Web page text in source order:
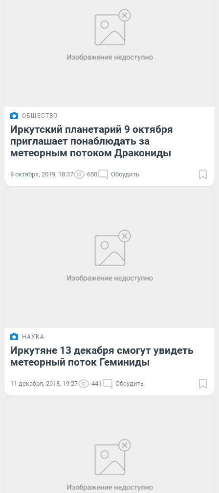
ОБЩЕСТВО
Иркутский планетарий 9 октября
приглашает понаблюдать за
метеорным потоком Дракониды
8 октября, 2019, 18:37 650 Обсудить
НАУКА
Иркутяне 13 декабря смогут увидеть
метеорный поток Геминиды
11 декабря, 2018, 19:27 441 Обсудить